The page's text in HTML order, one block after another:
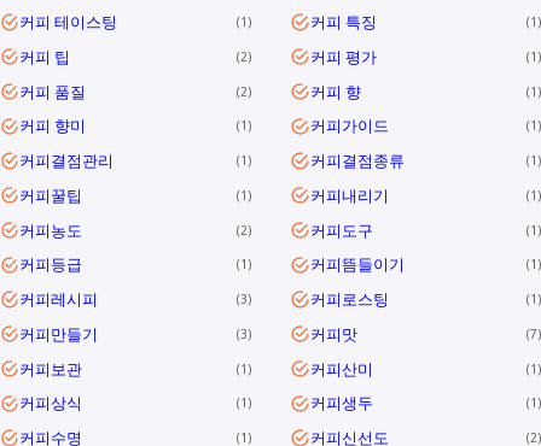
커피 테이스팅 1 커피 특징 1
커피 팁 2 커피 평가 1
커피 품질 2 커피 향 1
커피 향미 1 커피가이드 1
커피결점관리 1 커피결점종류 1
커피꿀팁 1 커피내리기 1
커피농도 2 커피도구 1
커피등급 1 커피뜸들이기 1
커피레시피 3 커피로스팅 1
커피만들기 3 커피맛 7
커피보관 1 커피산미 1
커피상식 1 커피생두 1
커피수명 1 커피신선도 2